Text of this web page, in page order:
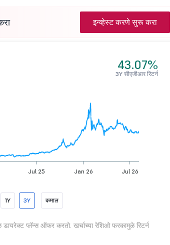
इन्व्हेस्ट करणे सुरू करा
43.07%
3Y सीएजीआर रिटर्न
Jul 25 Jan 26 Jul 26
1Y 3Y कमाल
प्लॅन्स ऑफर करतो. खर्चाच्या रेशिओ फरकामुळे रिटर्न